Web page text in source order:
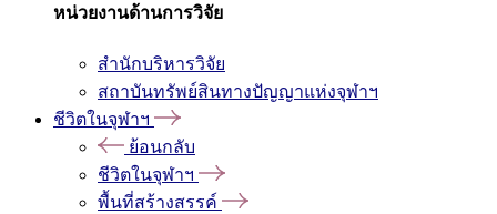
หน่วยงานด้านการวิจัย
สำนักบริหารวิจัย
สถาบันทรัพย์สินทางปัญญาแห่งจุฬาฯ
ชีวิตในจุฬาฯ
ย้อนกลับ
ชีวิตในจุฬาฯ
พื้นที่สร้างสรรค์